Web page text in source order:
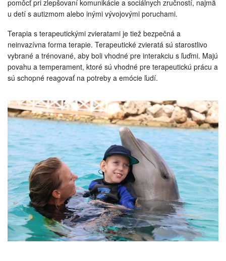
pomôcť pri zlepšovaní komunikácie a sociálnych zručností, najmä
u detí s autizmom alebo inými vývojovými poruchami.
Terapia s terapeutickými zvieratami je tiež bezpečná a
neinvazívna forma terapie. Terapeutické zvieratá sú starostlivo
vybrané a trénované, aby boli vhodné pre interakciu s ľuďmi. Majú
povahu a temperament, ktoré sú vhodné pre terapeutickú prácu a
sú schopné reagovať na potreby a emócie ľudí.